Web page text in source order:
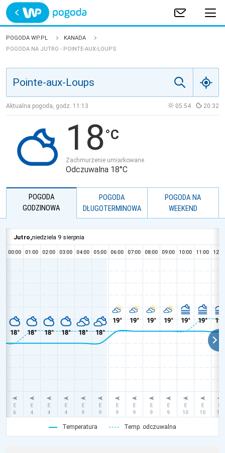
Trwa ładowanie
POLSKA
JAKOŚĆ POWIETRZA
POGODA WP.PL
KANADA
POGODA NA JUTRO - POINTE-AUX-LOUPS
Aktualna pogoda, godz. 11:13 05:54 20:32
18
Zachmurzenie umiarkowane
Odczuwalna 18°C
POGODA
GODZINOWA
POGODA
DŁUGOTERMINOWA
POGODA NA
WEEKEND
Temperatura Temp. odczuwalna